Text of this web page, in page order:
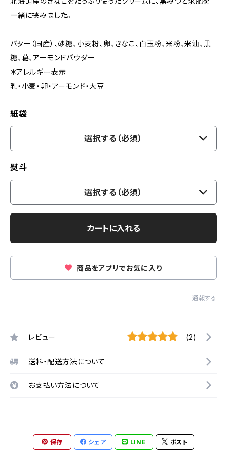
一緒に挟みました。
バター（国産）、砂糖、小麦粉、卵、きなこ、白玉粉、米粉、米油、黒
糖、葛、アーモンドパウダー
＊アレルギー表示
乳・小麦・卵・アーモンド・大豆
紙袋
選択する（必須）
熨斗
選択する（必須）
カートに入れる
商品をアプリでお気に入り
通報する
レビュー (2)
送料・配送方法について
お支払い方法について
保存 シェア LINE ポスト